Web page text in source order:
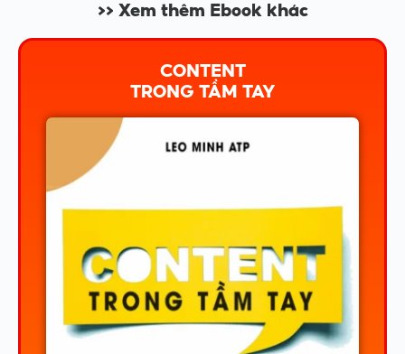
>> Xem thêm Ebook khác
CONTENT
TRONG TẦM TAY